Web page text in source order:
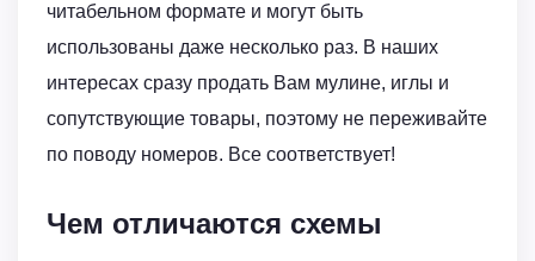
читабельном формате и могут быть
использованы даже несколько раз. В наших
интересах сразу продать Вам мулине, иглы и
сопутствующие товары, поэтому не переживайте
по поводу номеров. Все соответствует!
Чем отличаются схемы